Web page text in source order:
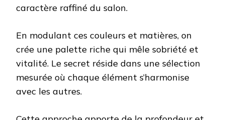
caractère raffiné du salon.
En modulant ces couleurs et matières, on
crée une palette riche qui mêle sobriété et
vitalité. Le secret réside dans une sélection
mesurée où chaque élément s’harmonise
avec les autres.